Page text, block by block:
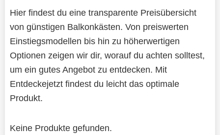
Hier findest du eine transparente Preisübersicht
von günstigen Balkonkästen. Von preiswerten
Einstiegsmodellen bis hin zu höherwertigen
Optionen zeigen wir dir, worauf du achten solltest,
um ein gutes Angebot zu entdecken. Mit
Entdeckejetzt findest du leicht das optimale
Produkt.
Keine Produkte gefunden.